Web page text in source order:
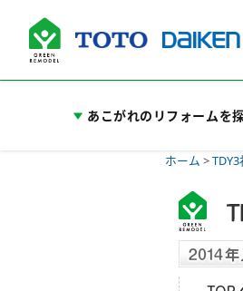
あこがれのリフォームを
ホーム >